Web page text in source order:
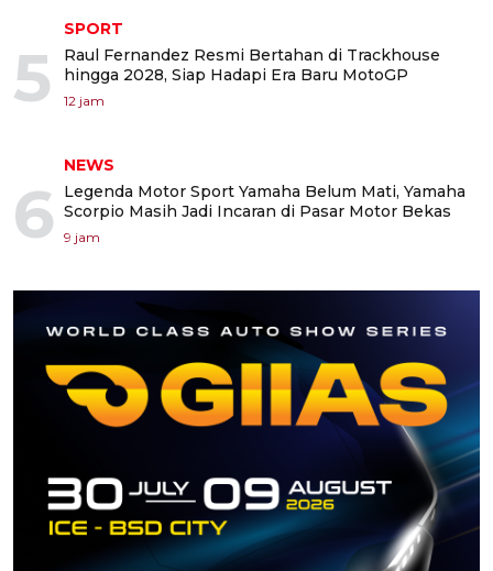
5
SPORT
Raul Fernandez Resmi Bertahan di Trackhouse
hingga 2028, Siap Hadapi Era Baru MotoGP
12 jam
6
NEWS
Legenda Motor Sport Yamaha Belum Mati, Yamaha
Scorpio Masih Jadi Incaran di Pasar Motor Bekas
9 jam